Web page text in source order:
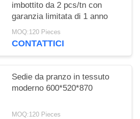
imbottito da 2 pcs/tn con
garanzia limitata di 1 anno
MOQ:120 Pieces
CONTATTICI
Sedie da pranzo in tessuto
moderno 600*520*870
MOQ:120 Pieces